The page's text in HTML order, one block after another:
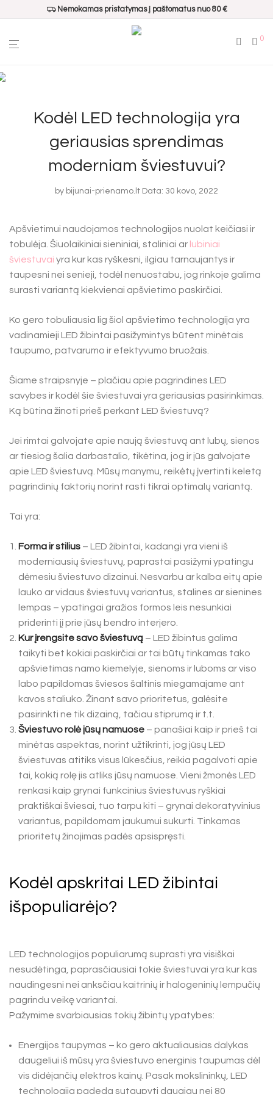
Nemokamas pristatymas į paštomatus nuo 80 €
0
Kodėl LED technologija yra
geriausias sprendimas
moderniam šviestuvui?
by bijunai-prienamo.lt Data: 30 kovo, 2022
Apšvietimui naudojamos technologijos nuolat keičiasi ir
tobulėja. Šiuolaikiniai sieniniai, staliniai ar lubiniai
šviestuvai yra kur kas ryškesni, ilgiau tarnaujantys ir
taupesni nei senieji, todėl nenuostabu, jog rinkoje galima
surasti variantą kiekvienai apšvietimo paskirčiai.
Ko gero tobuliausia lig šiol apšvietimo technologija yra
vadinamieji LED žibintai pasižymintys būtent minėtais
taupumo, patvarumo ir efektyvumo bruožais.
Šiame straipsnyje – plačiau apie pagrindines LED
savybes ir kodėl šie šviestuvai yra geriausias pasirinkimas.
Ką būtina žinoti prieš perkant LED šviestuvą?
Jei rimtai galvojate apie naują šviestuvą ant lubų, sienos
ar tiesiog šalia darbastalio, tikėtina, jog ir jūs galvojate
apie LED šviestuvą. Mūsų manymu, reikėtų įvertinti keletą
pagrindinių faktorių norint rasti tikrai optimalų variantą.
Tai yra:
Forma ir stilius – LED žibintai, kadangi yra vieni iš
moderniausių šviestuvų, paprastai pasižymi ypatingu
dėmesiu šviestuvo dizainui. Nesvarbu ar kalba eitų apie
lauko ar vidaus šviestuvų variantus, stalines ar sienines
lempas – ypatingai gražios formos leis nesunkiai
priderinti jį prie jūsų bendro interjero.
Kur įrengsite savo šviestuvą – LED žibintus galima
taikyti bet kokiai paskirčiai ar tai būtų tinkamas tako
apšvietimas namo kiemelyje, sienoms ir luboms ar viso
labo papildomas šviesos šaltinis miegamajame ant
kavos staliuko. Žinant savo prioritetus, galėsite
pasirinkti ne tik dizainą, tačiau stiprumą ir t.t.
Šviestuvo rolė jūsų namuose – panašiai kaip ir prieš tai
minėtas aspektas, norint užtikrinti, jog jūsų LED
šviestuvas atitiks visus lūkesčius, reikia pagalvoti apie
tai, kokią rolę jis atliks jūsų namuose. Vieni žmonės LED
renkasi kaip grynai funkcinius šviestuvus ryškiai
praktiškai šviesai, tuo tarpu kiti – grynai dekoratyvinius
variantus, papildomam jaukumui sukurti. Tinkamas
prioritetų žinojimas padės apsispręsti.
Kodėl apskritai LED žibintai
išpopuliarėjo?
LED technologijos populiarumą suprasti yra visiškai
nesudėtinga, paprasčiausiai tokie šviestuvai yra kur kas
naudingesni nei anksčiau kaitrinių ir halogeninių lempučių
pagrindu veikę variantai.
Pažymime svarbiausias tokių žibintų ypatybes:
Energijos taupymas – ko gero aktualiausias dalykas
daugeliui iš mūsų yra šviestuvo energinis taupumas dėl
vis didėjančių elektros kainų. Pasak mokslininkų, LED
technologija padeda sutaupyti daugiau nei 80